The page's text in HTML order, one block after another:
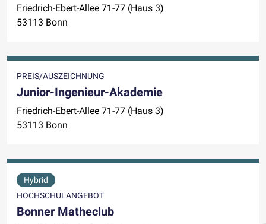
Friedrich-Ebert-Allee 71-77 (Haus 3)
53113 Bonn
PREIS/AUSZEICHNUNG
Junior-Ingenieur-Akademie
Friedrich-Ebert-Allee 71-77 (Haus 3)
53113 Bonn
Hybrid
HOCHSCHULANGEBOT
Bonner Matheclub